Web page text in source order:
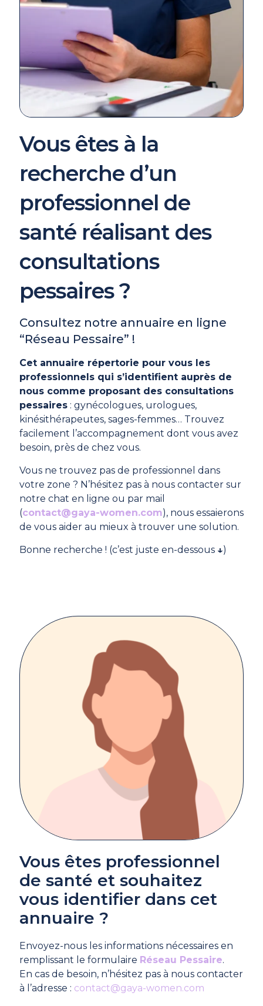
Vous êtes à la
recherche d’un
professionnel de
santé réalisant des
consultations
pessaires ?
Consultez notre annuaire en ligne
“Réseau Pessaire” !
Cet annuaire répertorie pour vous les
professionnels qui s’identifient auprès de
nous comme proposant des consultations
pessaires : gynécologues, urologues,
kinésithérapeutes, sages-femmes… Trouvez
facilement l’accompagnement dont vous avez
besoin, près de chez vous.
Vous ne trouvez pas de professionnel dans
votre zone ? N’hésitez pas à nous contacter sur
notre chat en ligne ou par mail
(contact@gaya-women.com), nous essaierons
de vous aider au mieux à trouver une solution.
Bonne recherche ! (c’est juste en-dessous ↓)
Vous êtes professionnel
de santé et souhaitez
vous identifier dans cet
annuaire ?
Envoyez-nous les informations nécessaires en
remplissant le formulaire Réseau Pessaire.
En cas de besoin, n’hésitez pas à nous contacter
à l’adresse : contact@gaya-women.com